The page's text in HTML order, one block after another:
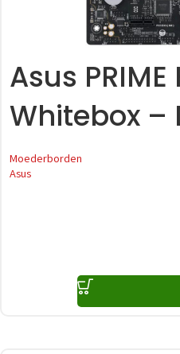
Asus PRIME
Whitebox –
Moederborden
Asus